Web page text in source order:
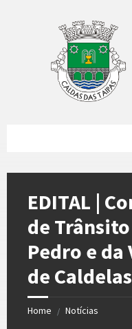
EDITAL |
de Trânsito
Pedro e da
de Caldelas
Home / Notícias